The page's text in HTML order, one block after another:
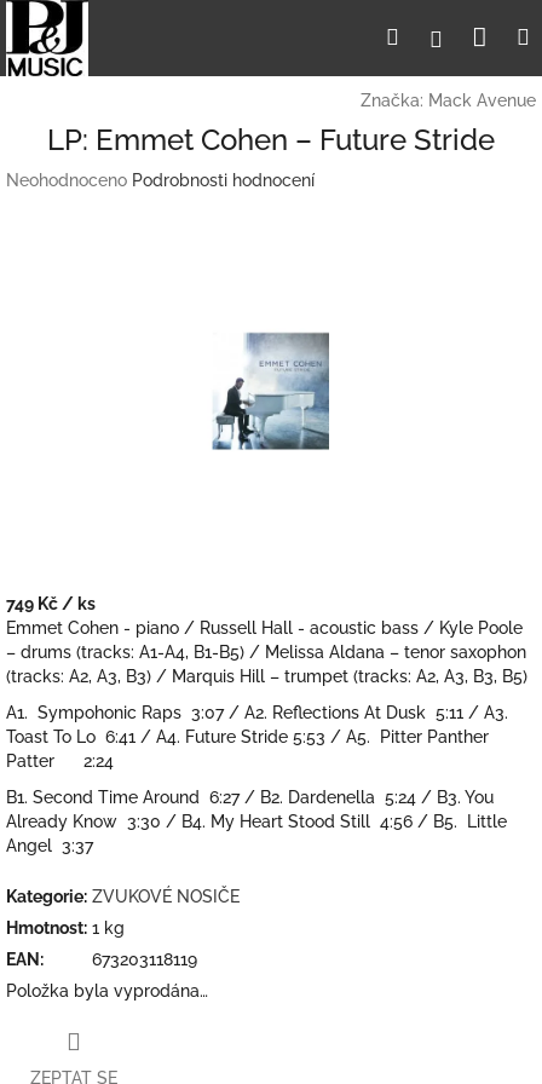
obsah
HledatPřihlášení
Značka: Mack Avenue
LP: Emmet Cohen – Future Stride
Průměrné
Neohodnoceno Podrobnosti hodnocení
749 Kč / ks
Měrná
cena:
Emmet Cohen - piano / Russell Hall - acoustic bass / Kyle Poole
– drums (tracks: A1-A4, B1-B5) / Melissa Aldana – tenor saxophon
(tracks: A2, A3, B3) / Marquis Hill – trumpet (tracks: A2, A3, B3, B5)
A1. Sympohonic Raps 3:07 / A2. Reflections At Dusk 5:11 / A3.
Toast To Lo 6:41 / A4. Future Stride 5:53 / A5. Pitter Panther
Patter 2:24
B1. Second Time Around 6:27 / B2. Dardenella 5:24 / B3. You
Already Know 3:30 / B4. My Heart Stood Still 4:56 / B5. Little
Angel 3:37
Kategorie: ZVUKOVÉ NOSIČE
Hmotnost: 1 kg
EAN :
673203118119
Položka byla vyprodána…
ZEPTAT SE